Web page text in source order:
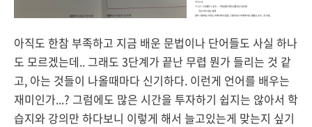
아직도 한참 부족하고 지금 배운 문법이나 단어들도 사실 하나
도 모르겠는데.. 그래도 3단계가 끝난 무렵 뭔가 들리는 것 같
고, 아는 것들이 나올때마다 신기하다. 이런게 언어를 배우는
재미인가...? 그럼에도 많은 시간을 투자하기 쉽지는 않아서 학
습지와 강의만 하다보니 이렇게 해서 늘고있는게 맞는지 싶기